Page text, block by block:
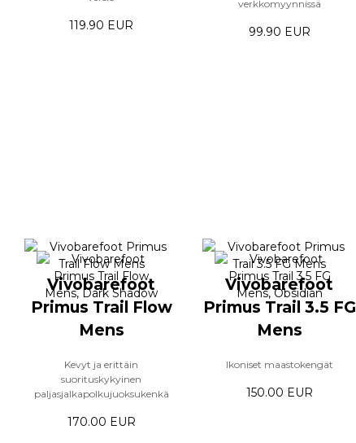
119.90 EUR
verkkomyynnissä
99.90 EUR
Vivobarefoot
Primus Trail Flow
Mens
Kevyt ja erittäin
suorituskykyinen
paljasjalkapolkujuoksukenkä
170.00 EUR
Vivobarefoot
Primus Trail 3.5 FG
Mens
Ikoniset maastokengät
150.00 EUR